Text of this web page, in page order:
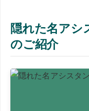
隠れた名アシ
のご紹介